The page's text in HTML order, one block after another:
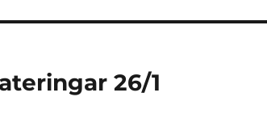
26/1